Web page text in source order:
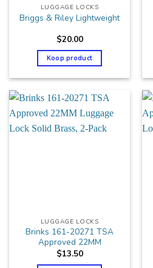
LUGGAGE LOCKS
Briggs & Riley Lightweight
$20.00
Koop product
LUGGAGE LOCKS
Brinks 161-20271 TSA
Approved 22MM
$13.50